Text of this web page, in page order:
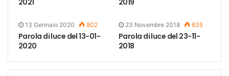
13 Gennaio 2020 802
Parola di luce del 13-01-
2020
23 Novembre 2018 835
Parola di luce del 23-11-
2018